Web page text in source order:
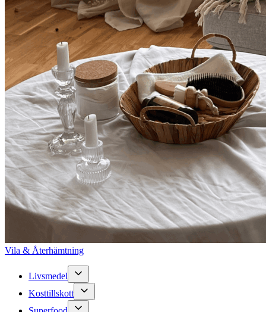
Vila & Återhämtning
Livsmedel
Kosttillskott